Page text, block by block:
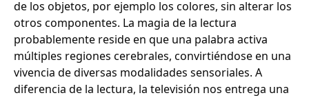
de los objetos, por ejemplo los colores, sin alterar los
otros componentes. La magia de la lectura
probablemente reside en que una palabra activa
múltiples regiones cerebrales, convirtiéndose en una
vivencia de diversas modalidades sensoriales. A
diferencia de la lectura, la televisión nos entrega una